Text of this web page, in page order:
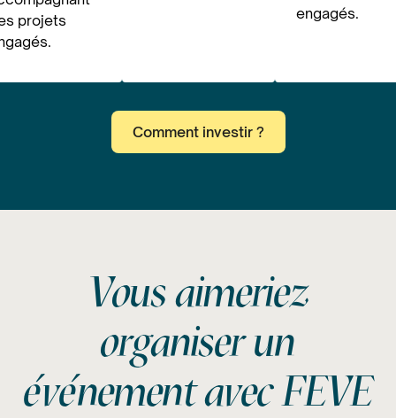
projets
engagés.
Comment investir ?
Vous aimeriez
organiser un
événement avec FEVE